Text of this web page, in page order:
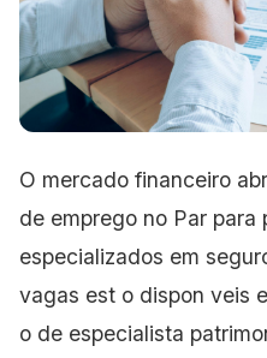
O mercado financeiro
de emprego no Par para
especializados em
vagas est o dispon veis
o de especialista